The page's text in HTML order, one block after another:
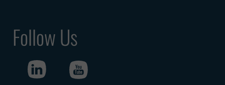
Follow Us